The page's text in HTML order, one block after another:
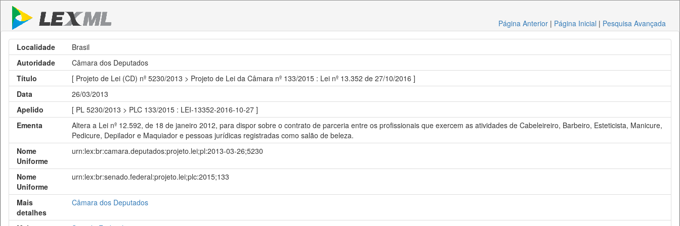
Página Anterior | Página Inicial | Pesquisa Avançada
Localidade
Brasil
Autoridade
Câmara dos Deputados
Título
[ Projeto de Lei (CD) nº 5230/2013 > Projeto de Lei da Câmara nº 133/2015 : Lei nº 13.352 de 27/10/2016 ]
Data
26/03/2013
Apelido
[ PL 5230/2013 > PLC 133/2015 : LEI-13352-2016-10-27 ]
Ementa
Altera a Lei nº 12.592, de 18 de janeiro 2012, para dispor sobre o contrato de parceria entre os profissionais que exercem as atividades de Cabeleireiro, Barbeiro, Esteticista, Manicure,
Pedicure, Depilador e Maquiador e pessoas jurídicas registradas como salão de beleza.
Nome
Uniforme
urn:lex:br:camara.deputados:projeto.lei;pl:2013-03-26;5230
Nome
Uniforme
urn:lex:br:senado.federal:projeto.lei;plc:2015;133
Mais
detalhes
Câmara dos Deputados